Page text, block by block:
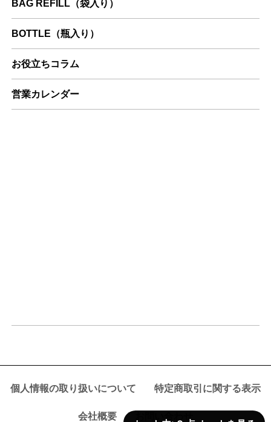
BAG REFILL（袋入り）
BOTTLE（瓶入り）
お役立ちコラム
営業カレンダー
個人情報の取り扱いについて 特定商取引に関する表示
会社概要 お問い合わせ